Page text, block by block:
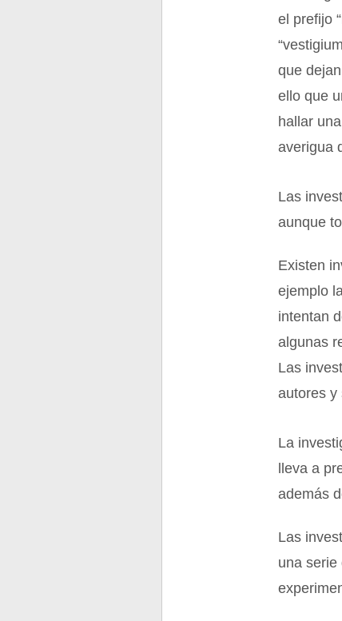
el prefijo
que
ello que
hallar
averigua
Las
aunque
Existen
ejemplo
intentan
algunas
Las
autores y
La
lleva a
además
Las
una serie